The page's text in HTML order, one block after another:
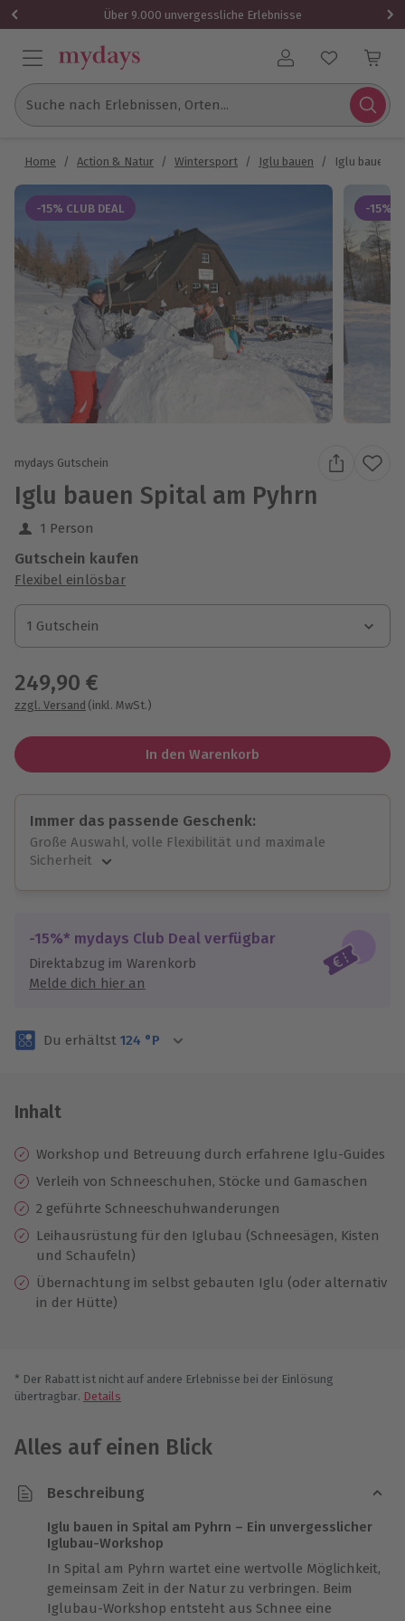
Über 9.000 unvergessliche Erlebnisse
Benutzerkonto
Suche nach Erlebnissen, Orten...
Home / Action & Natur / Wintersport / Iglu bauen / Iglu bauen
-15% CLUB DEAL -15%
mydays Gutschein
Iglu bauen Spital am Pyhrn
1 Person
Gutschein kaufen
Flexibel einlösbar
1 Gutschein
1 Gutschein
1 Gutschein
249,90 €
zzgl. Versand (inkl. MwSt.)
In den Warenkorb
Immer das passende Geschenk:
Große Auswahl, volle Flexibilität und maximale
Sicherheit
Jeder Gutschein für alle Erlebnisse einlösbar.
Maximale Sicherheit
3 Jahre gültig & verlängerbar.
-15%* mydays Club Deal verfügbar
Direktabzug im Warenkorb
Melde dich hier an
Du erhältst 124 °P
Inhalt
Workshop und Betreuung durch erfahrene Iglu-Guides
Verleih von Schneeschuhen, Stöcke und Gamaschen
2 geführte Schneeschuhwanderungen
Leihausrüstung für den Iglubau (Schneesägen, Kisten
und Schaufeln)
Übernachtung im selbst gebauten Iglu (oder alternativ
in der Hütte)
* Der Rabatt ist nicht auf andere Erlebnisse bei der Einlösung
übertragbar. Details
Alles auf einen Blick
Beschreibung
Iglu bauen in Spital am Pyhrn – Ein unvergesslicher
Iglubau-Workshop
In Spital am Pyhrn wartet eine wertvolle Möglichkeit,
gemeinsam Zeit in der Natur zu verbringen. Beim
Iglubau-Workshop entsteht aus Schnee eine